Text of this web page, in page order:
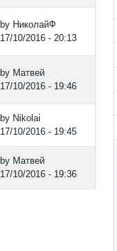
by НиколайФ
17/10/2016 - 20:13
by Матвей
17/10/2016 - 19:46
by Nikolai
17/10/2016 - 19:45
by Матвей
17/10/2016 - 19:36